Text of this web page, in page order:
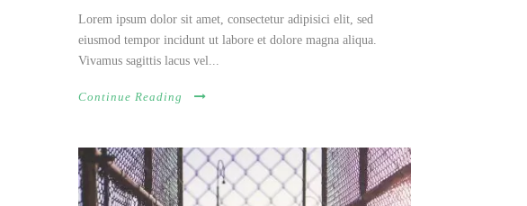
Lorem ipsum dolor sit amet, consectetur adipisici elit, sed
eiusmod tempor incidunt ut labore et dolore magna aliqua.
Vivamus sagittis lacus vel...
Continue Reading